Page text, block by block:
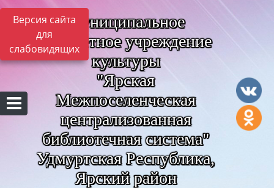
Версия сайта
для
слабовидящих
Муниципальное
бюджетное учреждение
культуры
"Ярская
Межпоселенческая
централизованная
библиотечная система"
Удмуртская Республика,
Ярский район